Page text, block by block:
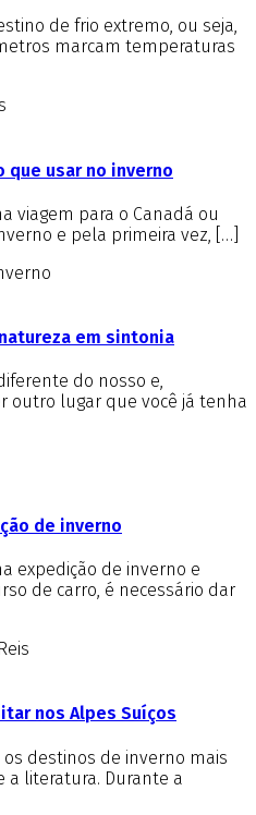
de frio extremo, ou seja,
marcam temperaturas
que usar no inverno
viagem para o Canadá ou
e pela primeira vez, […]
em sintonia
do nosso e,
outro lugar que você já tenha
de inverno
expedição de inverno e
de carro, é necessário dar
nos Alpes Suíços
destinos de inverno mais
a literatura. Durante a